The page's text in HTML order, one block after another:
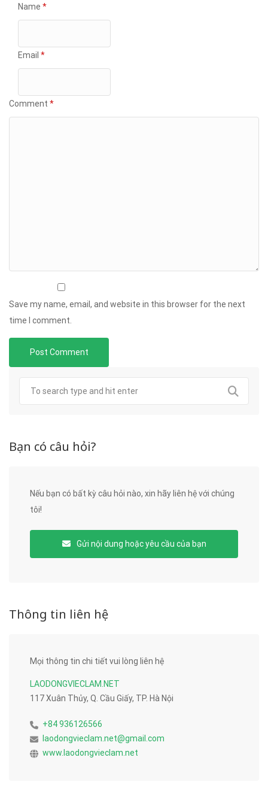
Name *
Email *
Comment *
Save my name, email, and website in this browser for the next
time I comment.
Bạn có câu hỏi?
Nếu bạn có bất kỳ câu hỏi nào, xin hãy liên hệ với chúng
tôi!
Gửi nội dung hoặc yêu cầu của bạn
Thông tin liên hệ
Mọi thông tin chi tiết vui lòng liên hệ
LAODONGVIECLAM.NET
117 Xuân Thủy, Q. Cầu Giấy, TP. Hà Nội
+84 936126566
laodongvieclam.net@gmail.com
www.laodongvieclam.net